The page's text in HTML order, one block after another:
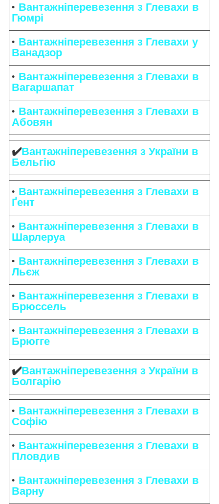
Вантажніперевезення з Глевахи в
Гюмрі
Вантажніперевезення з Глевахи у
Ванадзор
Вантажніперевезення з Глевахи в
Вагаршапат
Вантажніперевезення з Глевахи в
Абовян
✔️Вантажніперевезення з України в
Бельгію
Вантажніперевезення з Глевахи в
Ґент
Вантажніперевезення з Глевахи в
Шарлеруа
Вантажніперевезення з Глевахи в
Льєж
Вантажніперевезення з Глевахи в
Брюссель
Вантажніперевезення з Глевахи в
Брюгге
✔️Вантажніперевезення з України в
Болгарію
Вантажніперевезення з Глевахи в
Софію
Вантажніперевезення з Глевахи в
Пловдив
Вантажніперевезення з Глевахи в
Варну